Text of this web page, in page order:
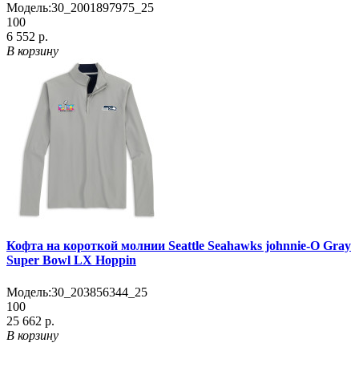
Модель:30_2001897975_25
100
6 552 р.
В корзину
Кофта на короткой молнии Seattle Seahawks johnnie-O Gray
Super Bowl LX Hoppin
Модель:30_203856344_25
100
25 662 р.
В корзину